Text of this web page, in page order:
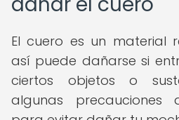
El cuero es un material
así puede dañarse si
ciertos objetos o
algunas